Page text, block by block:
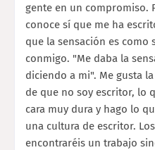
gente en un compromiso.
conoce sí que me ha
que la sensación es como
conmigo. "Me daba la
diciendo a mi". Me gusta
de que no soy escritor, lo
cara muy dura y hago lo
una cultura de escritor.
encontraréis un trabajo